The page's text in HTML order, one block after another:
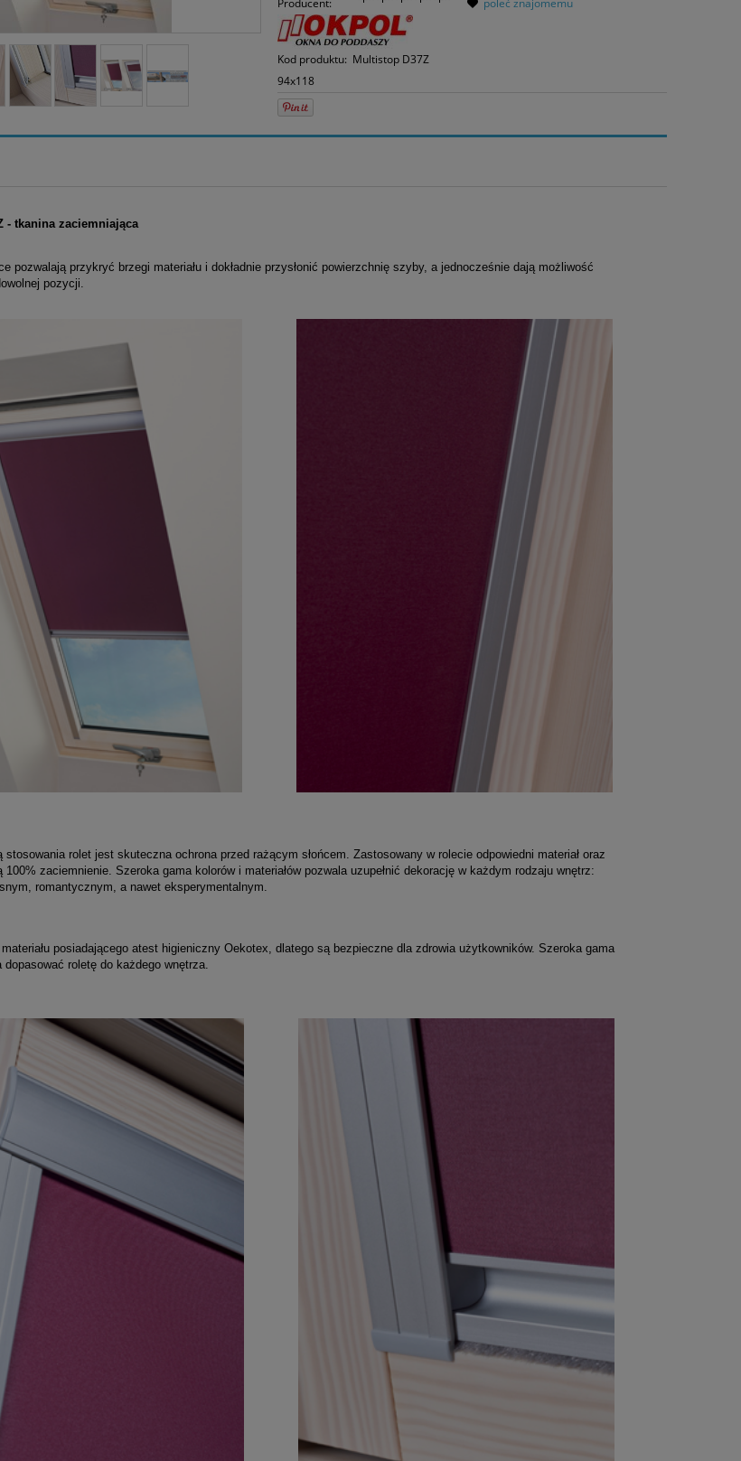
Producent:
Kod produktu: Multistop D37Z
94x118
poleć znajomemu
- tkanina zaciemniająca
pozwalają przykryć brzegi materiału i dokładnie przysłonić powierzchnię szyby, a jednocześnie dają możliwość
pozycji.
stosowania rolet jest skuteczna ochrona przed rażącym słońcem. Zastosowany w rolecie odpowiedni materiał oraz
100% zaciemnienie. Szeroka gama kolorów i materiałów pozwala uzupełnić dekorację w każdym rodzaju wnętrz:
romantycznym, a nawet eksperymentalnym.
posiadającego atest higieniczny Oekotex, dlatego są bezpieczne dla zdrowia użytkowników. Szeroka gama
roletę do każdego wnętrza.